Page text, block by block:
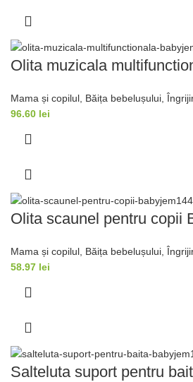
Olita muzicala
Mama și copilul Băița bebelușului
96.60 lei
Olita scaunel pentru copii
Mama și copilul Băița bebelușului
58.97 lei
Salteluta suport pentru